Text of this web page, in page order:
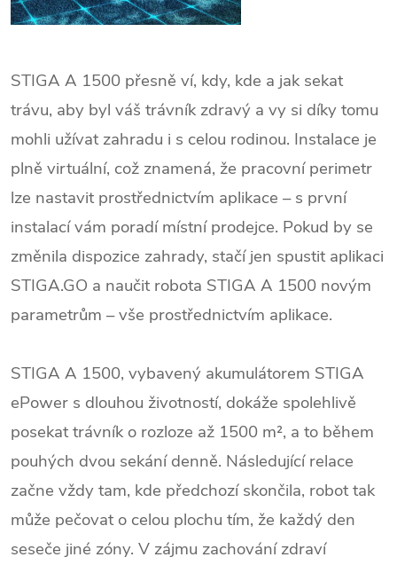
STIGA A 1500 přesně ví, kdy, kde a jak sekat
trávu, aby byl váš trávník zdravý a vy si díky tomu
mohli užívat zahradu i s celou rodinou. Instalace je
plně virtuální, což znamená, že pracovní perimetr
lze nastavit prostřednictvím aplikace – s první
instalací vám poradí místní prodejce. Pokud by se
změnila dispozice zahrady, stačí jen spustit aplikaci
STIGA.GO a naučit robota STIGA A 1500 novým
parametrům – vše prostřednictvím aplikace.
STIGA A 1500, vybavený akumulátorem STIGA
ePower s dlouhou životností, dokáže spolehlivě
posekat trávník o rozloze až 1500 m², a to během
pouhých dvou sekání denně. Následující relace
začne vždy tam, kde předchozí skončila, robot tak
může pečovat o celou plochu tím, že každý den
seseče jiné zóny. V zájmu zachování zdraví